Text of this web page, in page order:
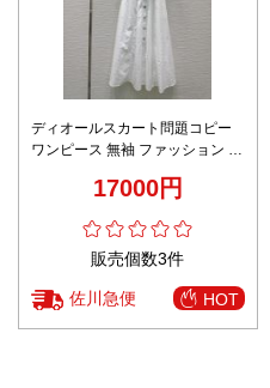
ディオールスカート問題コピー
ワンピース 無袖 ファッション 優
17000円
販売個数3件
佐川急便 HOT